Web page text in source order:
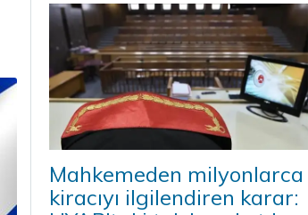
Mahkemeden milyonlarca
kiracıyı ilgilendiren karar: